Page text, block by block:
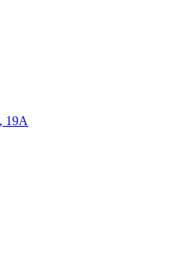
19А